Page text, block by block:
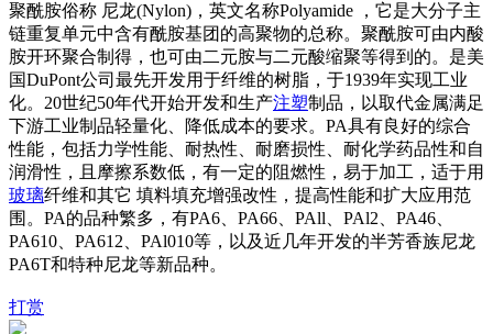
聚酰胺俗称 尼龙(Nylon)，英文名称Polyamide ，它是大分子主
链重复单元中含有酰胺基团的高聚物的总称。聚酰胺可由内酸
胺开环聚合制得，也可由二元胺与二元酸缩聚等得到的。是美
国DuPont公司最先开发用于纤维的树脂，于1939年实现工业
化。20世纪50年代开始开发和生产注塑制品，以取代金属满足
下游工业制品轻量化、降低成本的要求。PA具有良好的综合
性能，包括力学性能、耐热性、耐磨损性、耐化学药品性和自
润滑性，且摩擦系数低，有一定的阻燃性，易于加工，适于用
玻璃纤维和其它 填料填充增强改性，提高性能和扩大应用范
围。PA的品种繁多，有PA6、PA66、PAll、PAl2、PA46、
PA610、PA612、PAl010等，以及近几年开发的半芳香族尼龙
PA6T和特种尼龙等新品种。
打赏